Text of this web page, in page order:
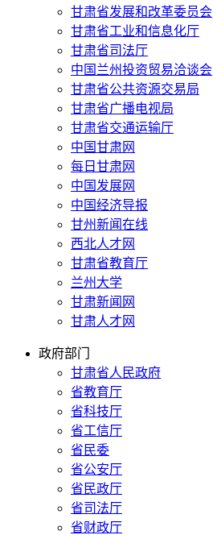
甘肃省发展和改革委员会
甘肃省工业和信息化厅
甘肃省司法厅
中国兰州投资贸易洽谈会
甘肃省公共资源交易局
甘肃省广播电视局
甘肃省交通运输厅
中国甘肃网
每日甘肃网
中国发展网
中国经济导报
甘州新闻在线
西北人才网
甘肃省教育厅
兰州大学
甘肃新闻网
甘肃人才网
政府部门
甘肃省人民政府
省教育厅
省科技厅
省工信厅
省民委
省公安厅
省民政厅
省司法厅
省财政厅